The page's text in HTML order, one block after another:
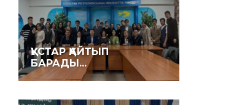
ҚҰСТАР ҚАЙТЫП
БАРАДЫ...